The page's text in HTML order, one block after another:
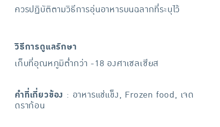
ควรปฏิบัติตามวิธีการอุ่นอาหารบนฉลากที่ระบุไว้
วิธีการดูแลรักษา
เก็บที่อุณหภูมิต่ำกว่า -18 องศาเซลเซียส
คำที่เกี่ยวข้อง : อาหารแช่แข็ง, Frozen food, เจด
ดราก้อน